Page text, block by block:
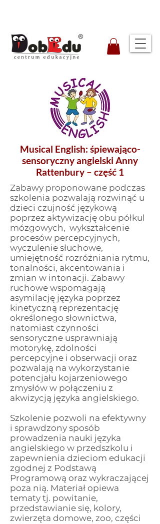
Musical English: śpiewająco-
sensoryczny angielski Anny
Rattenbury – część 1
​Zabawy proponowane podczas
szkolenia pozwalają rozwinąć u
dzieci czujność językową
poprzez aktywizację obu półkul
mózgowych, wykształcenie
procesów percepcyjnych,
wyczulenie słuchowe,
umiejętność rozróżniania rytmu,
tonalności, akcentowania i
zmian w intonacji. Zabawy
ruchowe wspomagają
asymilację języka poprzez
kinetyczną reprezentację
określonego słownictwa,
natomiast czynności
sensoryczne usprawniają
motorykę, zdolności
percepcyjne i obserwacji oraz
pozwalają na wykorzystanie
potencjału kojarzeniowego
zmysłów w połączeniu z
akwizycją języka angielskiego.
Szkolenie pozwoli na efektywny
i sprawdzony sposób
prowadzenia nauki języka
angielskiego w przedszkolu i
zapewnienia dzieciom edukacji
zgodnej z Podstawą
Programową oraz wykraczającej
poza nią. Materiał opiewa
tematy tj. powitanie,
przedstawianie się, kolory,
zwierzęta domowe, zoo, części